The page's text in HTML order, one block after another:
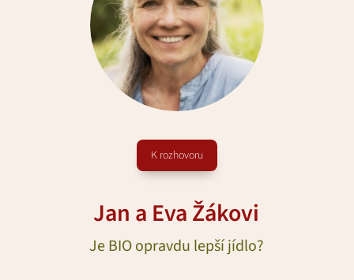
K rozhovoru
Jan a Eva Žákovi
Je BIO opravdu lepší jídlo?